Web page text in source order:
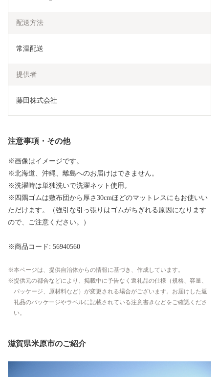
配送方法
常温配送
提供者
藤田株式会社
注意事項・その他
※画像はイメージです。
※北海道、沖縄、離島へのお届けはできません。
※洗濯時は単独洗いで洗濯ネット使用。
※四隅ゴムは敷布団から厚さ30cmほどのマットレスにもお使いい
ただけます。（強引な引っ張りはゴムがちぎれる原因になります
ので、ご注意ください。）
※商品コード: 56940560
本ページは、提供自治体からの情報に基づき、作成しています。
提供元の都合などにより、掲載中に予告なく返礼品の仕様（規格、容量、
パッケージ、原材料など）が変更される場合がございます。お届けした返
礼品のパッケージやラベルに記載されている注意書きなどをご確認くださ
い。
滋賀県米原市のご紹介